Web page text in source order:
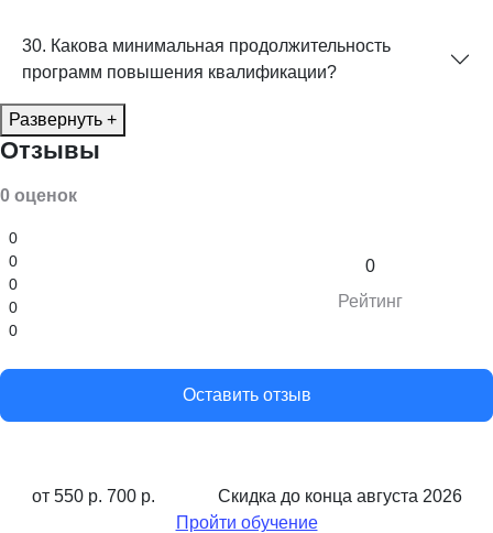
30. Какова минимальная продолжительность
программ повышения квалификации?
Развернуть +
Отзывы
0 оценок
0
0
0
0
0
0
Рейтинг
Оставить отзыв
от 550 р. 700 р. Скидка до конца августа 2026
Пройти обучение